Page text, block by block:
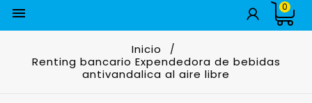
 0
Inicio
Renting bancario Expendedora de bebidas
antivandalica al aire libre